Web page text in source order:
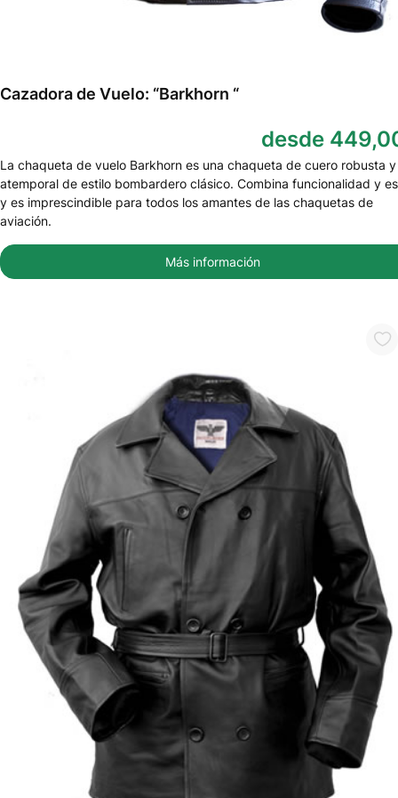
Cazadora de Vuelo: “Barkhorn “
desde
La chaqueta de vuelo Barkhorn es una chaqueta de cuero robusta y
atemporal de estilo bombardero clásico. Combina funcionalidad y
y es imprescindible para todos los amantes de las chaquetas de
aviación.
Más información